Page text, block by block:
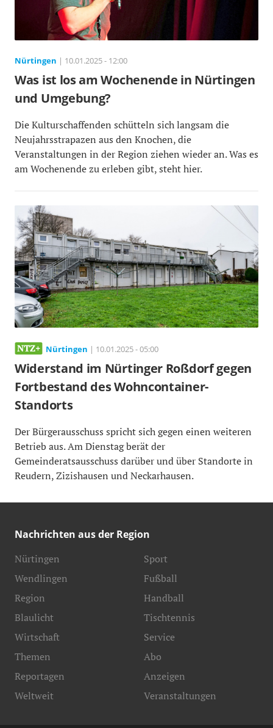
Nürtingen | 10.01.2025 - 12:00
Was ist los am Wochenende in Nürtingen
und Umgebung?
Die Kulturschaffenden schütteln sich langsam die
Neujahrsstrapazen aus den Knochen, die
Veranstaltungen in der Region ziehen wieder an. Was es
am Wochenende zu erleben gibt, steht hier.
Nürtingen | 10.01.2025 - 05:00
Widerstand im Nürtinger Roßdorf gegen
Fortbestand des Wohncontainer-
Standorts
Der Bürgerausschuss spricht sich gegen einen weiteren
Betrieb aus. Am Dienstag berät der
Gemeinderatsausschuss darüber und über Standorte in
Reudern, Zizishausen und Neckarhausen.
Nachrichten aus der Region
Nürtingen
Wendlingen
Region
Blaulicht
Sport
Fußball
Handball
Tischtennis
Wirtschaft
Themen
Reportagen
Weltweit
Service
Abo
Anzeigen
Veranstaltungen